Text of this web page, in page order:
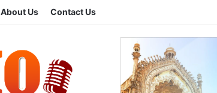
About Us Contact Us